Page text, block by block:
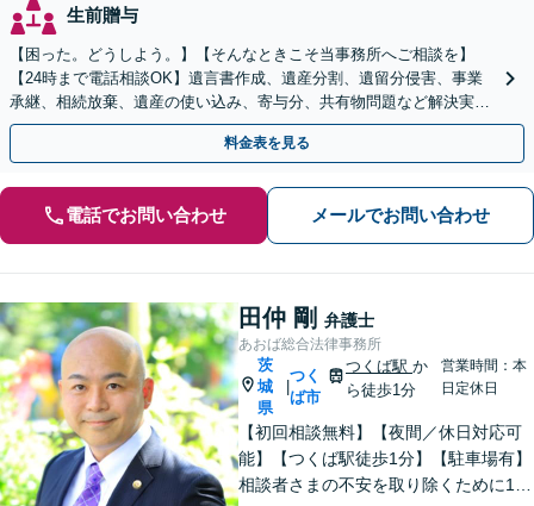
生前贈与
【困った。どうしよう。】【そんなときこそ当事務所へご相談を】
【24時まで電話相談OK】遺言書作成、遺産分割、遺留分侵害、事業
承継、相続放棄、遺産の使い込み、寄与分、共有物問題など解決実績
多数【依頼者様の最善の解決を目指します】
料金表を見る
電話でお問い合わせ メールでお問い合わせ
田仲 剛 弁護士
あおば総合法律事務所
茨
城
県
つく
ば市
つくば駅か
ら徒歩1分
営業時間：本
日定休日
【初回相談無料】【夜間／休日対応可
能】【つくば駅徒歩1分】【駐車場有】
相談者さまの不安を取り除くために1件